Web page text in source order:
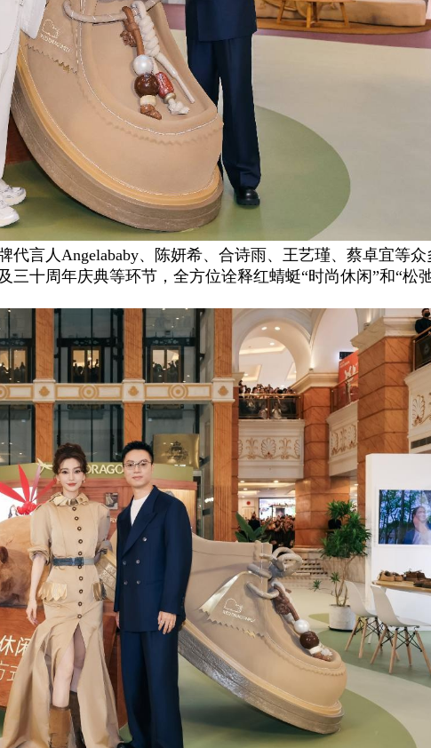
代言人Angelababy、陈妍希、合诗雨、王艺瑾、蔡卓宜等众
三十周年庆典等环节，全方位诠释红蜻蜓“时尚休闲”和“松